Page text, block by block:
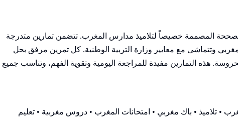
المصممة خصيصاً لتلاميذ مدارس المغرب. تتضمن تمارين متدرجة
وتتماشى مع معايير وزارة التربية الوطنية. كل تمرين مرفق بحل
هذه التمارين مفيدة للمراجعة اليومية وتقوية الفهم، وتناسب جميع
• تلاميذ • باك مغربي • امتحانات المغرب • دروس مغربية • تعليم